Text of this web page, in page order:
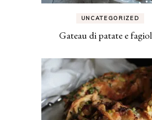
UNCATEGORIZED
Gateau di patate e